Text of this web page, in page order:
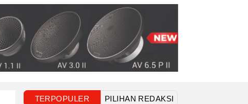
TERPOPULER PILIHAN REDAKSI